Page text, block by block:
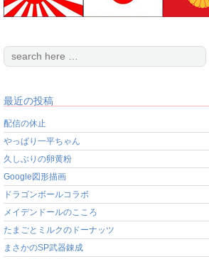
最近の投稿
配信の休止
やっぱり一平ちゃん
久しぶりの卵黄粉
Google図形描画
ドラゴンボールコラボ
メイデンドールのこころ
たまごとミルクのドーナッツ
まさかのSP武器錬成